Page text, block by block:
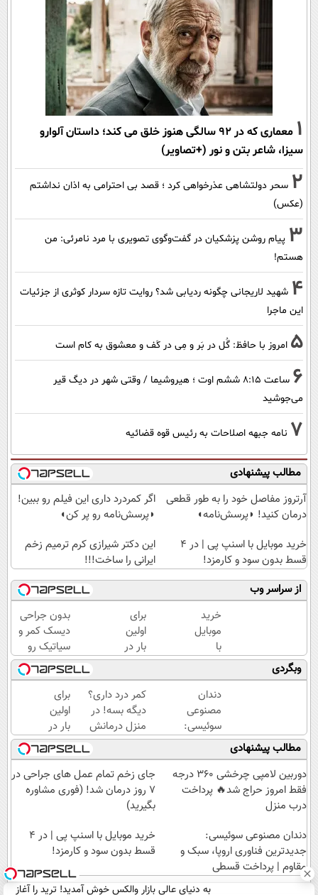
1
معماری که در 92 سالگی هنوز خلق می کند؛ داستان آلوارو
سیزا، شاعر بتن و نور (+تصاویر)
2 سحر دولتشاهی عذرخواهی کرد ؛ قصد بی احترامی به اذان نداشتم
(عکس)
3 پیام روشن پزشکیان در گفت‌و‌گوی تصویری با مرد نامرئی: من
هستم!
4 شهید لاریجانی چگونه ردیابی شد؟ روایت تازه سردار کوثری از جزئیات
این ماجرا
5 امروز با حافظ: گُل در بَر و مِی در کَف و معشوق به کام است
6
ساعت ۸:۱۵ ششم اوت ؛ هیروشیما / وقتی شهر در دیگ قیر
می‌جوشید
7 نامه جبهه اصلاحات به رئیس قوه قضائیه
مطالب پیشنهادی
آرتروز مفاصل خود را به طور قطعی
درمان کنید! ◗پرسش‌نامه◖
اگر کمردرد داری این فیلم رو ببین!
◗پرسش‌نامه رو پر کن◖
خرید موبایل با اسنپ پی | در ۴
قسط بدون سود و کارمزد!
این دکتر شیرازی کرم ترمیم زخم
ایرانی را ساخت!!!
از سراسر وب
خرید
موبایل
با
اسنپ
پی | در
۴
قسط
بدون
سود و
کارمزد!
برای
اولین
بار در
ایران
🇮🇷
این
دکتر
کرم
ترمیم
کننده
23
روزه
ساخت!
بدون جراحی
دیسک کمر و
سیاتیک رو
درمان کن
(◂پرسش‌نامه)
وبگردی
دندان
مصنوعی
سوئیسی:
جدیدترین
فناوری
اروپا،
سبک و
قسطی
کمر درد داری؟
دیگه بسه! در
منزل درمانش
کن
(◀پرسش‌نامه)
برای
اولین
بار در
ایران
🇮🇷
این
دکتر
کننده
23
روزه
ساخت!
مطالب پیشنهادی
دوربین لامپی چرخشی 360 درجه
فقط امروز حراج شد🔥 پرداخت
درب منزل
جای زخم تمام عمل های جراحی در
۷ روز درمان شد! (فوری مشاوره
بگیرید)
دندان مصنوعی سوئیسی:
جدیدترین فناوری اروپا، سبک و
مقاوم | پرداخت قسطی
خرید موبایل با اسنپ پی | در ۴
قسط بدون سود و کارمزد!
به دنیای عالی بازار والکس خوش آمدید! ترید را آغاز